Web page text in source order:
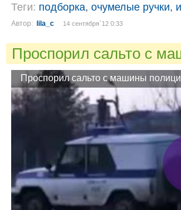
Теги: подборка, очумелые ручки,
Автор: lila_c 14 сентября´12 0:33
Проспорил сальто с
Проспорил сальто с машины